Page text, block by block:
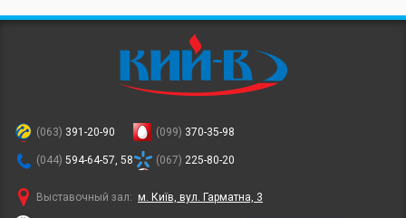
(063) 391-20-90
(044) 594-64-57, 58
(099) 370-35-98
(067) 225-80-20
Выставочный зал: м. Київ, вул. Гарматна, 3